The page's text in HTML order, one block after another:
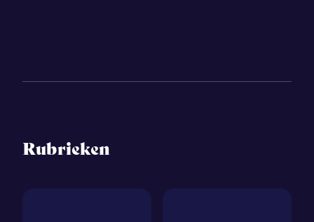
Rubrieken